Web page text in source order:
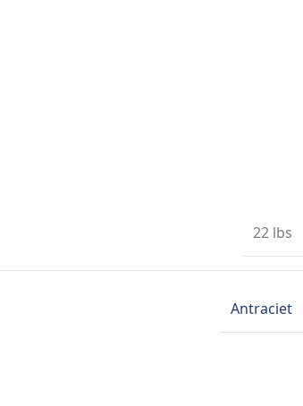
22 lbs
Antraciet